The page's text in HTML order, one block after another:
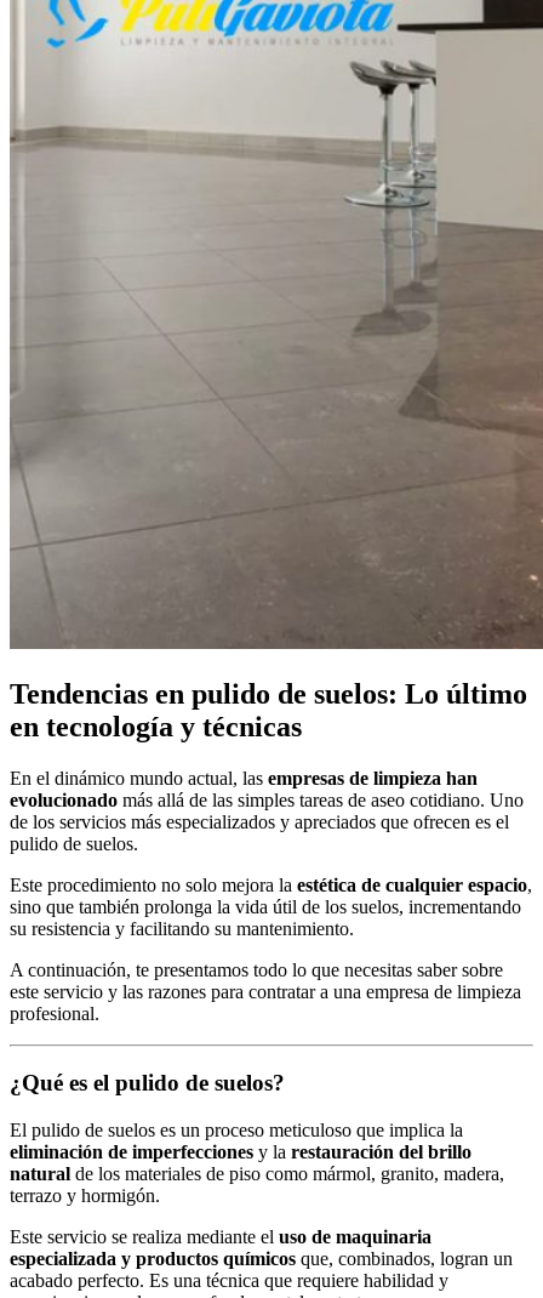
Tendencias en pulido de suelos: Lo último
en tecnología y técnicas
En el dinámico mundo actual, las empresas de limpieza han
evolucionado más allá de las simples tareas de aseo cotidiano. Uno
de los servicios más especializados y apreciados que ofrecen es el
pulido de suelos.
Este procedimiento no solo mejora la estética de cualquier espacio,
sino que también prolonga la vida útil de los suelos, incrementando
su resistencia y facilitando su mantenimiento.
A continuación, te presentamos todo lo que necesitas saber sobre
este servicio y las razones para contratar a una empresa de limpieza
profesional.
¿Qué es el pulido de suelos?
El pulido de suelos es un proceso meticuloso que implica la
eliminación de imperfecciones y la restauración del brillo
natural de los materiales de piso como mármol, granito, madera,
terrazo y hormigón.
Este servicio se realiza mediante el uso de maquinaria
especializada y productos químicos que, combinados, logran un
acabado perfecto. Es una técnica que requiere habilidad y